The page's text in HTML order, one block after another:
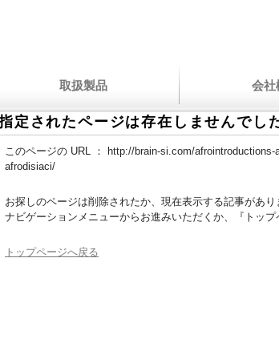
取扱製品 会社
定されたページは存在しませんでし
このページの URL ：
http://brain-si.com/
afrodisiaci/
お探しのページは削除されたか、現在表示する記事があり
ナビゲーションメニューからお進みいただくか、『トップ
トップページへ戻る